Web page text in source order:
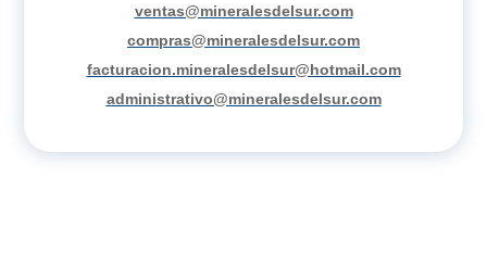
ventas@mineralesdelsur.com
compras@mineralesdelsur.com
facturacion.mineralesdelsur@hotmail.com
administrativo@mineralesdelsur.com